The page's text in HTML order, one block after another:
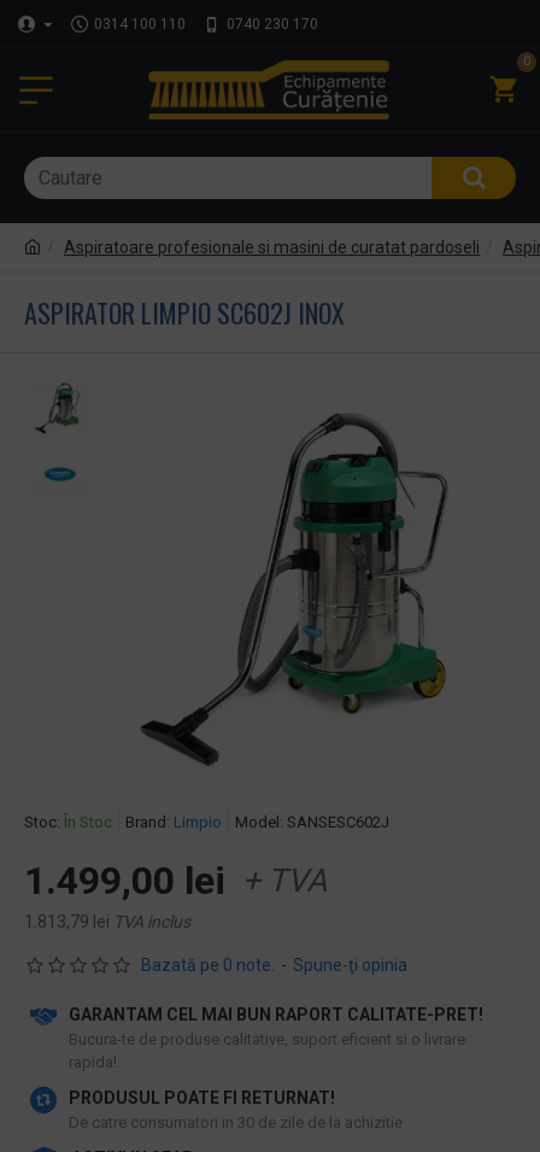
0314 100 110 0740 230 170
0
Aspiratoare profesionale si masini de curatat pardoseli
ASPIRATOR LIMPIO SC602J INOX
Stoc: În Stoc Brand: Limpio Model: SANSESC602J
Bazată pe 0 note. - Spune-ţi opinia
1.499,00 lei + TVA
1.813,79 lei TVA inclus
GARANTAM CEL MAI BUN RAPORT CALITATE-PRET!
​Bucura-te de produse calitative, suport eficient si o livrare
rapida!
PRODUSUL POATE FI RETURNAT!
De catre consumatori in 30 de zile de la achizitie